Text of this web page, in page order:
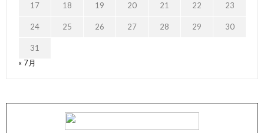
17 18 19 20 21 22 23
24 25 26 27 28 29 30
31
« 7月